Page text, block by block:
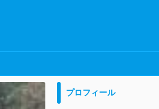
プロフィール